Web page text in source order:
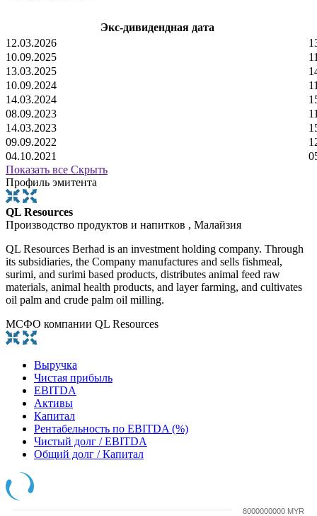
Экс-дивидендная дата
12.03.2026
10.09.2025
13.03.2025
10.09.2024
14.03.2024
08.09.2023
14.03.2023
09.09.2022
04.10.2021
Показать все Скрыть
Профиль эмитента
QL Resources
Производство продуктов и напитков , Малайзия
QL Resources Berhad is an investment holding company. Through
its subsidiaries, the Company manufactures and sells fishmeal,
surimi, and surimi based products, distributes animal feed raw
materials, animal health products, and layer farming, and cultivates
oil palm and crude palm oil milling.
МСФО компании QL Resources
Выручка
Чистая прибыль
EBITDA
Активы
Капитал
Рентабельность по EBITDA (%)
Чистый долг / EBITDA
Общий долг / Капитал
8000000000 MYR